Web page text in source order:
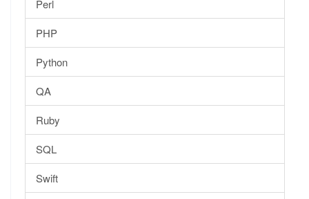
Perl
PHP
Python
QA
Ruby
SQL
Swift